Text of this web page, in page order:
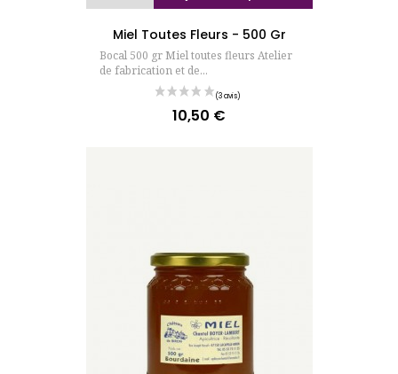
Miel Toutes Fleurs - 500 Gr
Bocal 500 gr Miel toutes fleurs Atelier
de fabrication et de...
Prix
10,50 €